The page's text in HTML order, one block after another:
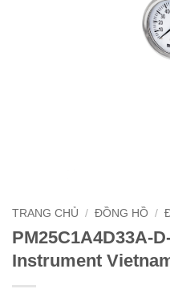
TRANG CHỦ / ĐỒNG HỒ /
PM25C1A4D33A-
Instrument